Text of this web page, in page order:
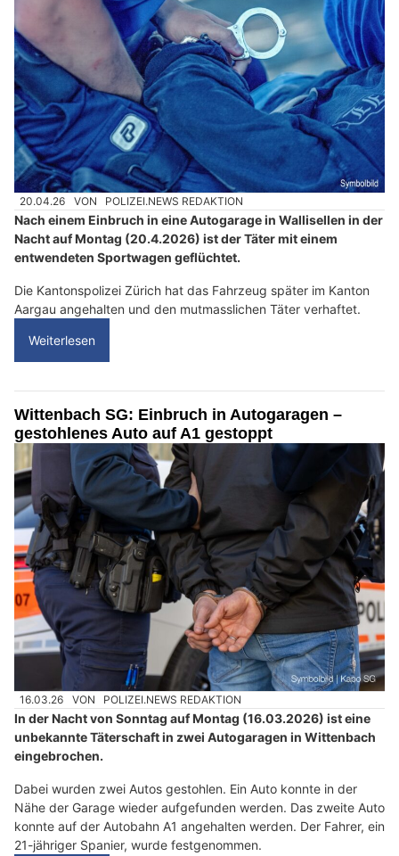
20.04.26 VON POLIZEI.NEWS REDAKTION
Nach einem Einbruch in eine Autogarage in Wallisellen in der
Nacht auf Montag (20.4.2026) ist der Täter mit einem
entwendeten Sportwagen geflüchtet.
Die Kantonspolizei Zürich hat das Fahrzeug später im Kanton
Aargau angehalten und den mutmasslichen Täter verhaftet.
Weiterlesen
Wittenbach SG: Einbruch in Autogaragen –
gestohlenes Auto auf A1 gestoppt
16.03.26 VON POLIZEI.NEWS REDAKTION
In der Nacht von Sonntag auf Montag (16.03.2026) ist eine
unbekannte Täterschaft in zwei Autogaragen in Wittenbach
eingebrochen.
Dabei wurden zwei Autos gestohlen. Ein Auto konnte in der
Nähe der Garage wieder aufgefunden werden. Das zweite Auto
konnte auf der Autobahn A1 angehalten werden. Der Fahrer, ein
21-jähriger Spanier, wurde festgenommen.